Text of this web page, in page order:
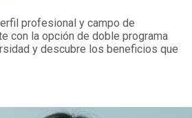
profesional y campo de
con la opción de doble programa
y descubre los beneficios que